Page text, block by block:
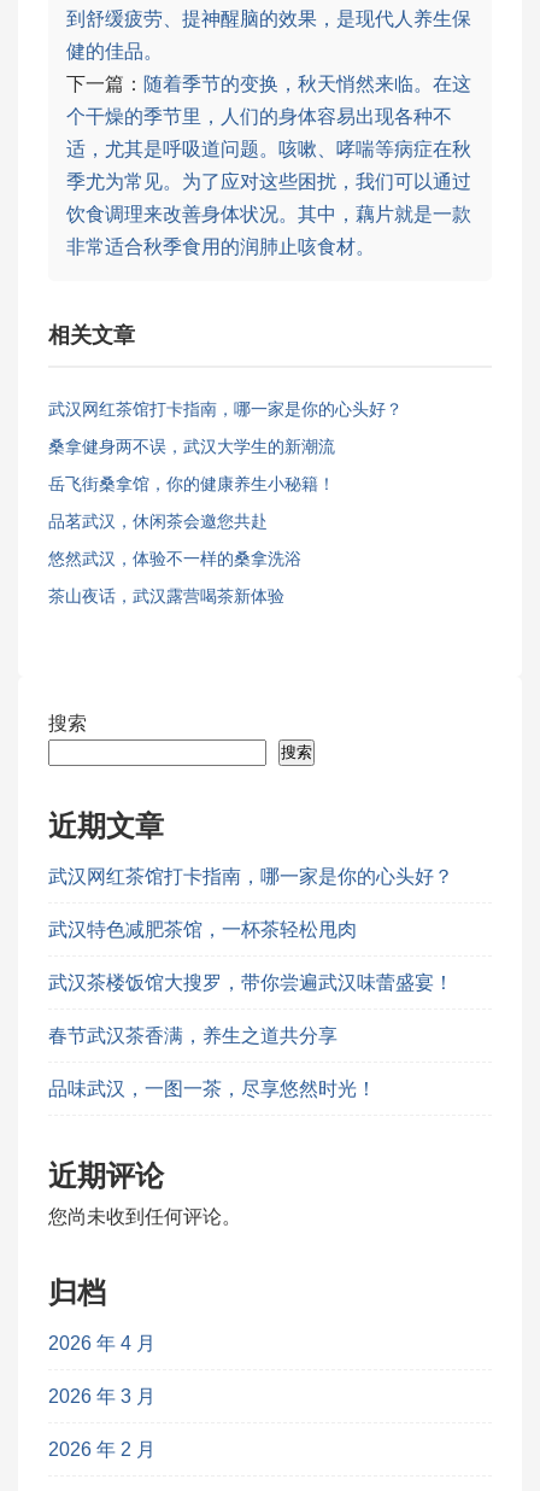
到舒缓疲劳、提神醒脑的效果，是现代人养生保
健的佳品。
下一篇： 随着季节的变换，秋天悄然来临。在这
个干燥的季节里，人们的身体容易出现各种不
适，尤其是呼吸道问题。咳嗽、哮喘等病症在秋
季尤为常见。为了应对这些困扰，我们可以通过
饮食调理来改善身体状况。其中，藕片就是一款
非常适合秋季食用的润肺止咳食材。
相关文章
武汉网红茶馆打卡指南，哪一家是你的心头好？
桑拿健身两不误，武汉大学生的新潮流
岳飞街桑拿馆，你的健康养生小秘籍！
品茗武汉，休闲茶会邀您共赴
悠然武汉，体验不一样的桑拿洗浴
茶山夜话，武汉露营喝茶新体验
搜索
搜索
近期文章
武汉网红茶馆打卡指南，哪一家是你的心头好？
武汉特色减肥茶馆，一杯茶轻松甩肉
武汉茶楼饭馆大搜罗，带你尝遍武汉味蕾盛宴！
春节武汉茶香满，养生之道共分享
品味武汉，一图一茶，尽享悠然时光！
近期评论
您尚未收到任何评论。
归档
2026 年 4 月
2026 年 3 月
2026 年 2 月